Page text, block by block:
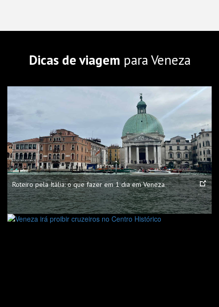
Dicas de viagem para Veneza
Roteiro pela Itália: o que fazer em 1 dia em Veneza